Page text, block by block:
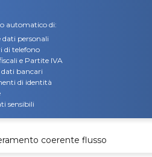
automatico di:
dati personali
di telefono
e Partite IVA
dati bancari
di identità
sensibili
coerente flusso